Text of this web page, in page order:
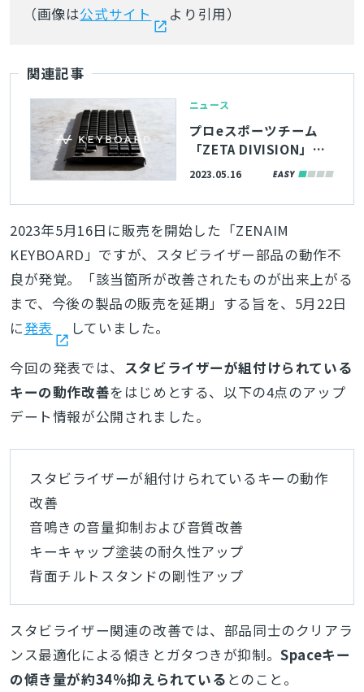
（画像は公式サイト より引用）
関連記事
ニュース
プロeスポーツチーム
「ZETA DIVISION」監
修のロープロファイル
EYBOARD」、東海理化
が本日20時より発売。
無接点磁力検知方式の
キースイッチを搭載
2023.05.16
2023年5月16日に販売を開始した「ZENAIM
KEYBOARD」ですが、スタビライザー部品の動作不
良が発覚。「該当箇所が改善されたものが出来上がる
まで、今後の製品の販売を延期」する旨を、5月22日
に発表 していました。
今回の発表では、 スタビライザーが組付けられている
キーの動作改善をはじめとする、以下の4点のアップ
デート情報が公開されました。
スタビライザーが組付けられているキーの動作
改善
音鳴きの音量抑制および音質改善
キーキャップ塗装の耐久性アップ
背面チルトスタンドの剛性アップ
スタビライザー関連の改善では、部品同士のクリアラ
ンス最適化による傾きとガタつきが抑制。Spaceキー
の傾き量が約34％抑えられている とのこと。